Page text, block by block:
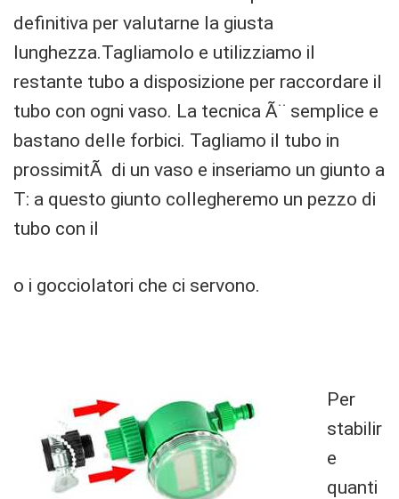
definitiva per valutarne la giusta
lunghezza.Tagliamolo e utilizziamo il
restante tubo a disposizione per raccordare il
tubo con ogni vaso. La tecnica Ã¨ semplice e
bastano delle forbici. Tagliamo il tubo in
prossimitÃ di un vaso e inseriamo un giunto a
T: a questo giunto collegheremo un pezzo di
tubo con il
o i gocciolatori che ci servono.
Per
stabilir
e
quanti